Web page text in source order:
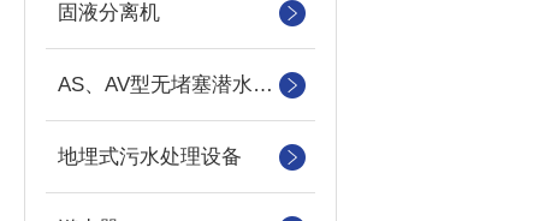
固液分离机
AS、AV型无堵塞潜水吸砂泵
地埋式污水处理设备